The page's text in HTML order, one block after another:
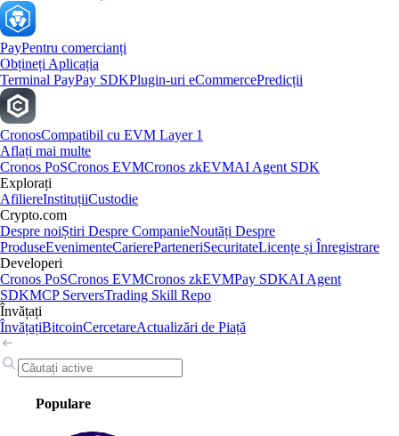
PayPentru comercianți
Obțineți Aplicația
Terminal PayPay SDKPlugin-uri eCommercePredicții
CronosCompatibil cu EVM Layer 1
Aflați mai multe
Cronos PoSCronos EVMCronos zkEVMAI Agent SDK
Explorați
AfiliereInstituțiiCustodie
Crypto.com
Despre noiȘtiri Despre CompanieNoutăți Despre
ProduseEvenimenteCariereParteneriSecuritateLicențe și Înregistrare
Developeri
Cronos PoSCronos EVMCronos zkEVMPay SDKAI Agent
SDKMCP ServersTrading Skill Repo
Învățați
ÎnvățațiBitcoinCercetareActualizări de Piață
Populare